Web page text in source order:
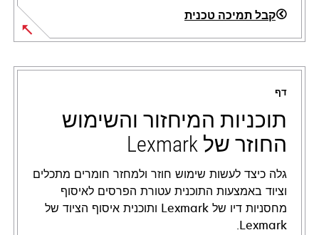
קבל תמיכה טכנית
opens
in
new
tab
דף
תוכניות המיחזור והשימוש
החוזר של Lexmark
גלה כיצד לעשות שימוש חוזר ולמחזר חומרים מתכלים
וציוד באמצעות התוכנית עטורת הפרסים לאיסוף
מחסניות דיו של Lexmark ותוכנית איסוף הציוד של
Lexmark.